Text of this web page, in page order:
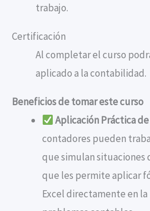
trabajo.
Certificación
Al completar el curso
aplicado a la contabilidad.
Beneficios de tomar este curso
Aplicación Práctica
contadores pueden
que simulan situaciones
que les permite aplicar
Excel directamente en